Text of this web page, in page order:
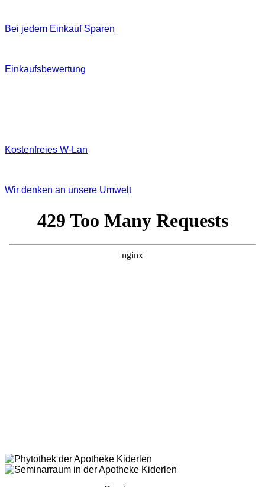
Bei jedem Einkauf Sparen
Einkaufsbewertung
Kostenfreies W‐Lan
Wir denken an unsere Umwelt